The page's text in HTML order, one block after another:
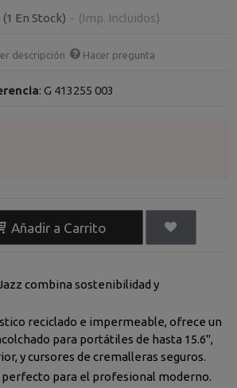
(1 En Stock) - (Imp. Incluidos)
descripción Hacer pregunta
: G 413255 003
Añadir a Carrito
combina sostenibilidad y
reciclado e impermeable, ofrece un
para portátiles de hasta 15.6",
y cursores de cremalleras seguros.
perfecto para el profesional moderno.